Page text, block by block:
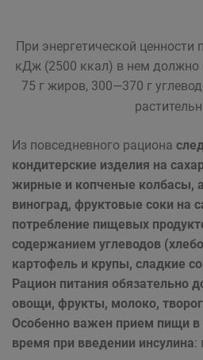
При энергетической ценности
кДж (2500 ккал) в нем должно
75 г жиров, 300—370 г
Из повседневного рациона
кондитерские изделия на
жирные и копченые колбасы,
виноград, фруктовые соки на
потребление пищевых
содержанием углеводов
картофель и крупы, сладкие
Рацион питания обязательно
овощи, фрукты, молоко,
Особенно важен прием пищи в
время при введении инсулина: